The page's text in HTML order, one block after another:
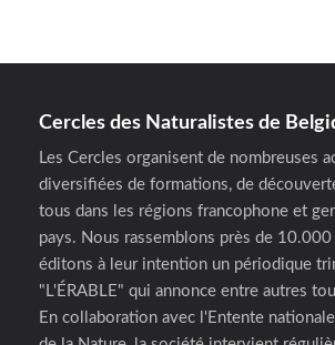
Cercles des Naturalistes de
Les Cercles organisent de nombreuses
diversifiées de formations, de
tous dans les régions francophone et
pays. Nous rassemblons près de
éditons à leur intention un périodique
"L'ÉRABLE" qui annonce entre autres
En collaboration avec l'Entente